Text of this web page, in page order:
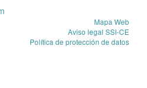
Mapa Web
Aviso legal SSI-CE
Política de protección de datos